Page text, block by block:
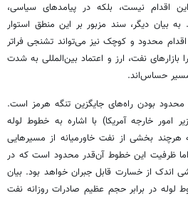
اقدام نیست، بلکه در پیامدهای سیاسی،
بیان دیگر، سند مزبور بر این منطق استوار
محدود و کوچک نیز می‌تواند تشنجی فراتر
بازارهای نفت، ارز و اعتماد بین‌المللی به شدت
حساس‌اند.
محدود بودن راه‌های جایگزین تنگه هرمز است.
خارجه آمریکا) با اشاره به خطوط لوله
بخشی از نفت خاورمیانه از مسیرهایی
ظرفیت این خطوط آن‌قدر محدود است که در
اندک از خسارت قابل جبران خواهد بود. بیان
خطوط لوله در برابر حجم عظیم صادرات روزانه نفت